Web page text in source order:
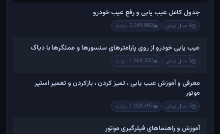
جدول کامل عیب یابی و رفع عیب خودرو
4 سال پیش 2,248,882 بازدید
عیب یابی خودرو از روی پارامترهای سنسورها و عملگرها با دیاگ
5 سال پیش 1,668,332 بازدید
معرفی و آموزش عیب یابی ، تمیز کردن ، بازکردن و تعمیر استپر
موتور
7 سال پیش 1,028,497 بازدید
آموزش و راهنماهای فیلرگیری موتور